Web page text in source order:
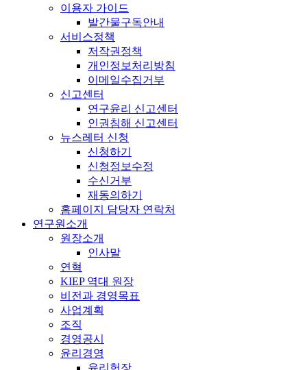
이용자 가이드
발간물구독안내
서비스정책
저작권정책
개인정보처리방침
이메일수집거부
신고센터
연구윤리 신고센터
인권침해 신고센터
뉴스레터 신청
신청하기
신청정보수정
수신거부
재동의하기
홈페이지 담당자 연락처
연구원소개
원장소개
인사말
연혁
KIEP 역대 원장
비전과 경영목표
사업계획
조직
경영공시
윤리경영
윤리헌장